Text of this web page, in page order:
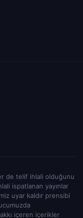
de telif ihlali olduğunu
ispatlanan yayınlar
uyar kaldır prensibi
içeren içerikler